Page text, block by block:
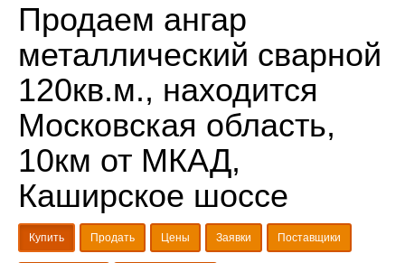
Продаем ангар
металлический сварной
120кв.м., находится
Московская область,
10км от МКАД,
Каширское шоссе
Купить Продать Цены Заявки Поставщики